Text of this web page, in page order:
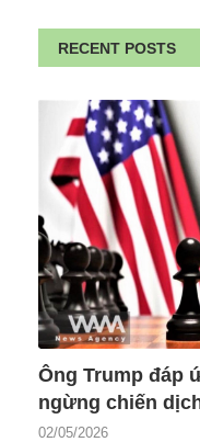
RECENT POSTS
Ông Trump đáp
ngừng chiến
02/05/2026